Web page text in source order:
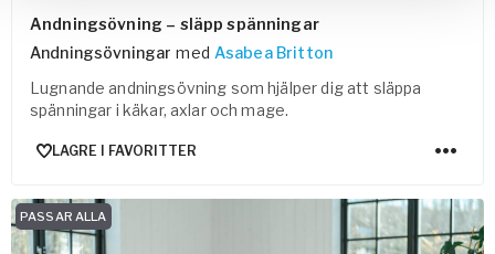
Andningsövning – släpp spänningar
Andningsövningar med Asabea Britton
Lugnande andningsövning som hjälper dig att släppa
spänningar i käkar, axlar och mage.
LAGRE I FAVORITTER
PASSAR ALLA